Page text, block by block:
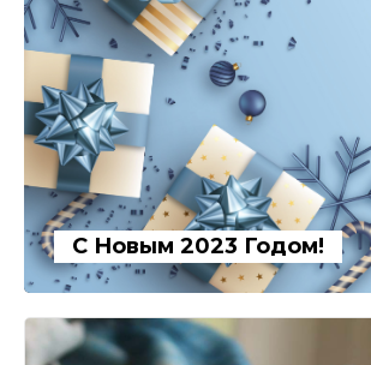
С Новым 2023 Годом!